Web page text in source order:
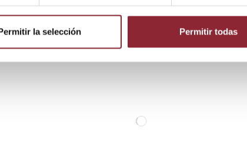
la selección Permitir todas